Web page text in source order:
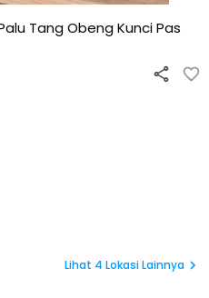
Tang Obeng Kunci Pas
Lihat 4 Lokasi Lainnya